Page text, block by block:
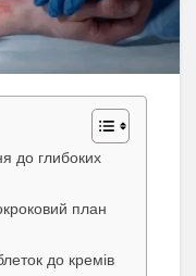
до глибоких
план
до кремів